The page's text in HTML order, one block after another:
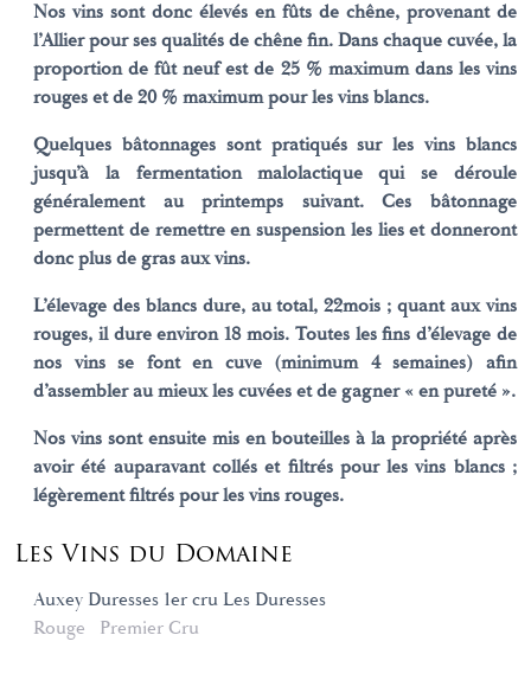
Nos vins sont donc élevés en fûts de chêne, provenant de
l’Allier pour ses qualités de chêne fin. Dans chaque cuvée, la
proportion de fût neuf est de 25 % maximum dans les vins
rouges et de 20 % maximum pour les vins blancs.
Quelques bâtonnages sont pratiqués sur les vins blancs
jusqu’à la fermentation malolactique qui se déroule
généralement au printemps suivant. Ces bâtonnage
permettent de remettre en suspension les lies et donneront
donc plus de gras aux vins.
L’élevage des blancs dure, au total, 22mois ; quant aux vins
rouges, il dure environ 18 mois. Toutes les fins d’élevage de
nos vins se font en cuve (minimum 4 semaines) afin
d’assembler au mieux les cuvées et de gagner « en pureté ».
Nos vins sont ensuite mis en bouteilles à la propriété après
avoir été auparavant collés et filtrés pour les vins blancs ;
légèrement filtrés pour les vins rouges.
Les Vins du Domaine
Auxey Duresses 1er cru Les Duresses
Rouge
Premier Cru